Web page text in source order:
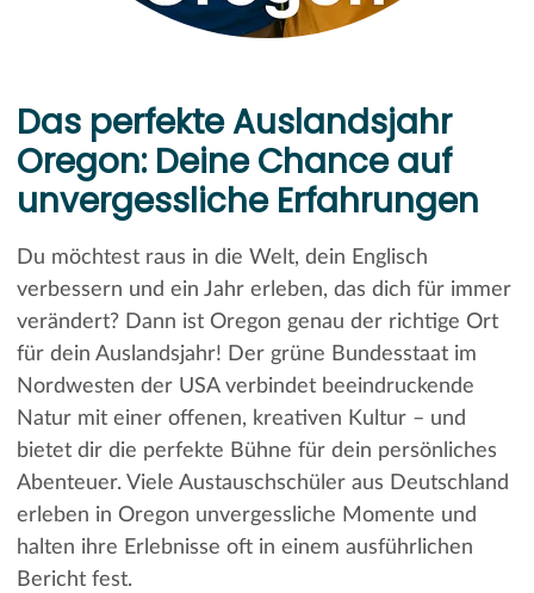
Das perfekte Auslandsjahr
Oregon: Deine Chance auf
unvergessliche Erfahrungen
Du möchtest raus in die Welt, dein Englisch
verbessern und ein Jahr erleben, das dich für immer
verändert? Dann ist Oregon genau der richtige Ort
für dein Auslandsjahr! Der grüne Bundesstaat im
Nordwesten der USA verbindet beeindruckende
Natur mit einer offenen, kreativen Kultur – und
bietet dir die perfekte Bühne für dein persönliches
Abenteuer. Viele Austauschschüler aus Deutschland
erleben in Oregon unvergessliche Momente und
halten ihre Erlebnisse oft in einem ausführlichen
Bericht fest.